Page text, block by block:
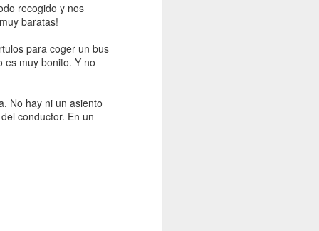
recogido y nos
baratas!
para coger un bus
es muy bonito. Y no
No hay ni un asiento
conductor. En un
para con
budista. Nos la
Buda.